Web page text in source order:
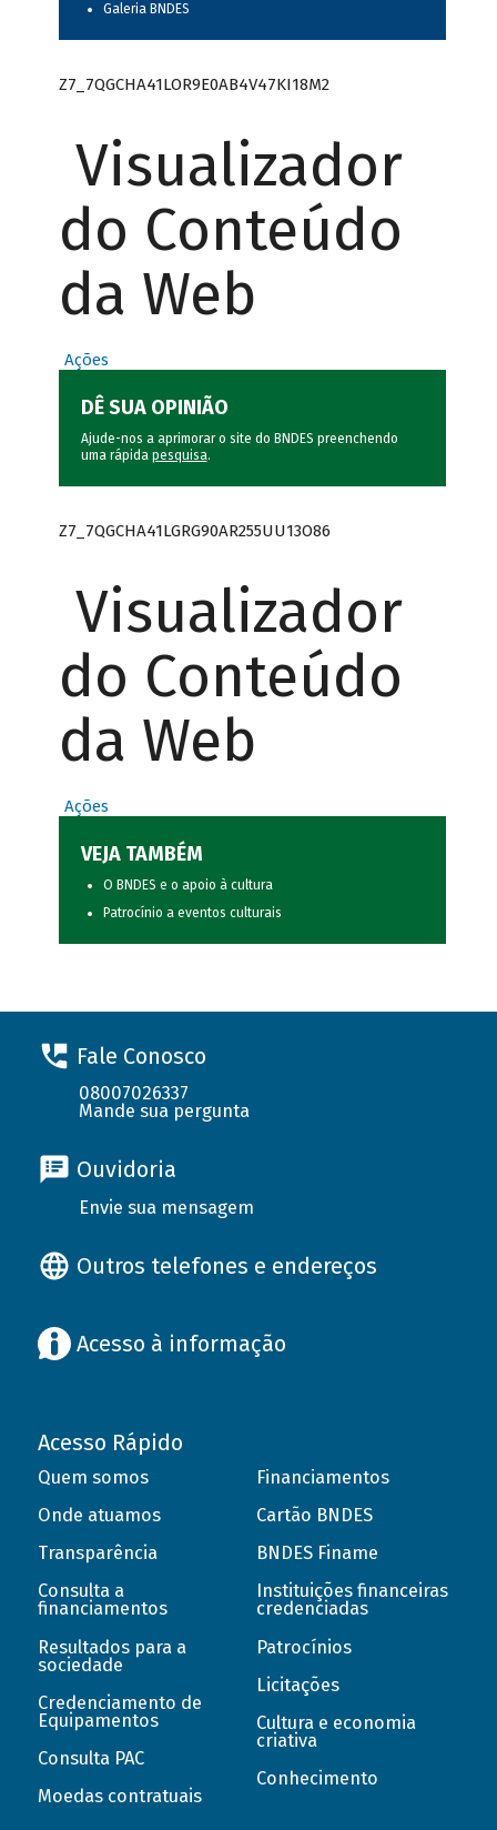
Galeria BNDES
Z7_7QGCHA41LOR9E0AB4V47KI18M2
Visualizador
do Conteúdo
da Web
Ações
DÊ SUA OPINIÃO
Ajude-nos a aprimorar o site do BNDES preenchendo
uma rápida pesquisa.
Z7_7QGCHA41LGRG90AR255UU13O86
Visualizador
do Conteúdo
da Web
Ações
VEJA TAMBÉM
O BNDES e o apoio à cultura
Patrocínio a eventos culturais
Fale Conosco
08007026337
Mande sua pergunta
Ouvidoria
Envie sua mensagem
Outros telefones e endereços
Acesso à informação
Acesso Rápido
Quem somos
Onde atuamos
Transparência
Consulta a
financiamentos
Resultados para a
sociedade
Credenciamento de
Equipamentos
Consulta PAC
Moedas contratuais
Financiamentos
Cartão BNDES
BNDES Finame
Instituições financeiras
credenciadas
Patrocínios
Licitações
Cultura e economia
criativa
Conhecimento